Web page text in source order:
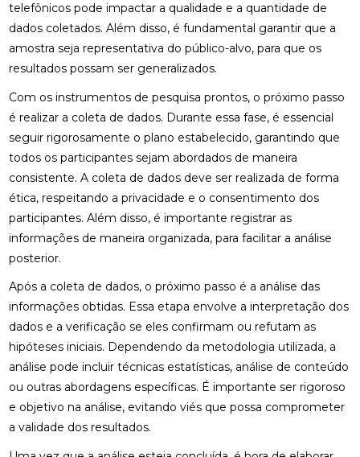
telefônicos pode impactar a qualidade e a quantidade de
dados coletados. Além disso, é fundamental garantir que a
amostra seja representativa do público-alvo, para que os
resultados possam ser generalizados.
Com os instrumentos de pesquisa prontos, o próximo passo
é realizar a coleta de dados. Durante essa fase, é essencial
seguir rigorosamente o plano estabelecido, garantindo que
todos os participantes sejam abordados de maneira
consistente. A coleta de dados deve ser realizada de forma
ética, respeitando a privacidade e o consentimento dos
participantes. Além disso, é importante registrar as
informações de maneira organizada, para facilitar a análise
posterior.
Após a coleta de dados, o próximo passo é a análise das
informações obtidas. Essa etapa envolve a interpretação dos
dados e a verificação se eles confirmam ou refutam as
hipóteses iniciais. Dependendo da metodologia utilizada, a
análise pode incluir técnicas estatísticas, análise de conteúdo
ou outras abordagens específicas. É importante ser rigoroso
e objetivo na análise, evitando viés que possa comprometer
a validade dos resultados.